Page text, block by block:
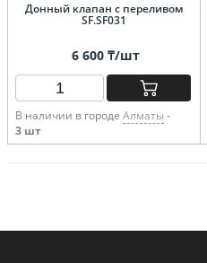
Донный клапан с переливом
SF.SF031
6 600 ₸/шт
В наличии в городе Алматы -
3 шт